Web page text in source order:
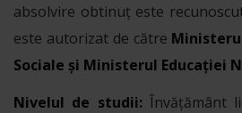
absolvire obtinuţ este
este autorizat de către
Sociale şi Ministerul Educației
Nivelul de studii: Învățământ